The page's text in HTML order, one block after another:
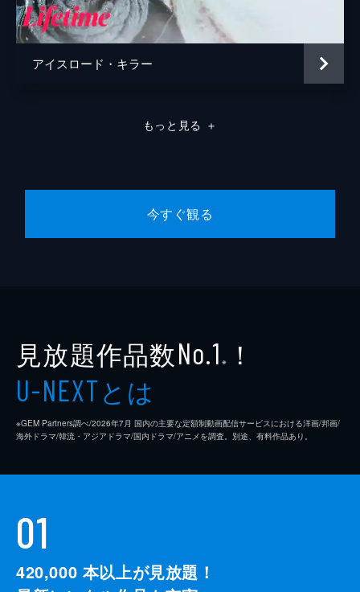
アイスロード・キラー
もっと見る ＋
今すぐ観る
見放題作品数No.1 ※ ！
U-NEXTとは
※GEM Partners調べ/2026年7⽉ 国内の主要な定額制動画配信サービスにおける洋画/邦画/
海外ドラマ/韓流・アジアドラマ/国内ドラマ/アニメを調査。別途、有料作品あり。
01
420,000 本以上が見放題！